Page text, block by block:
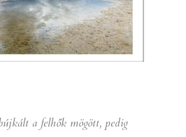
a felhők mögött, pedig